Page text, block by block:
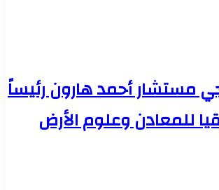
مستشار أحمد هارون رئيساً
للمعادن وعلوم الأرض